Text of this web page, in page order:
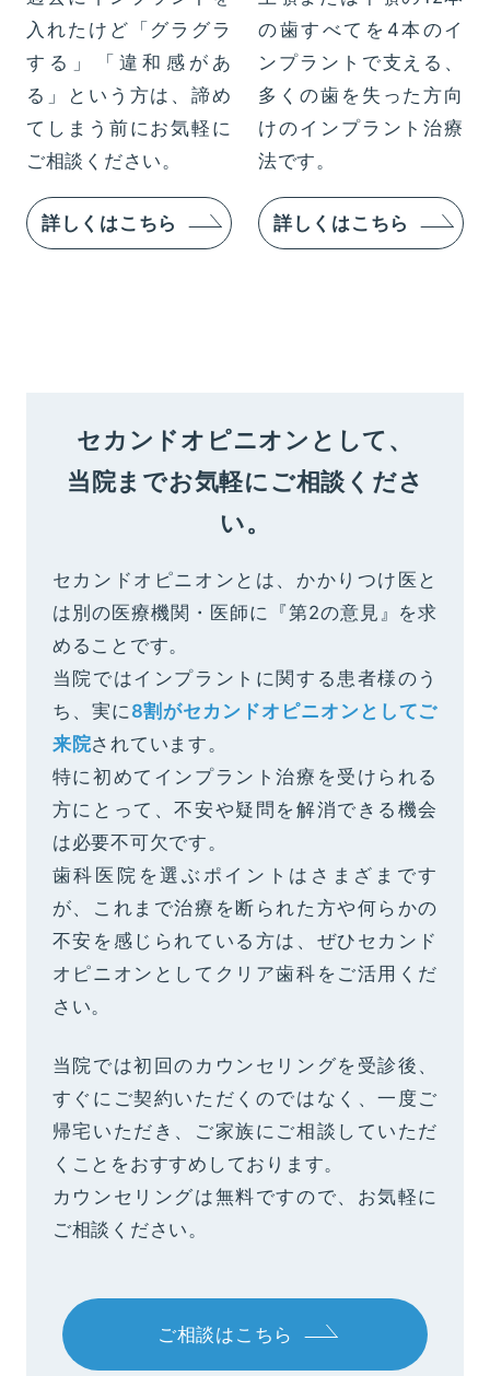
入れたけど「グラグラ
する」「違和感があ
る」という方は、諦め
てしまう前にお気軽に
ご相談ください。
詳しくはこちら
の歯すべてを4本のイ
ンプラントで支える、
多くの歯を失った方向
けのインプラント治療
法です。
詳しくはこちら
セカンドオピニオンとして、
当院までお気軽にご相談くださ
い。
セカンドオピニオンとは、かかりつけ医と
は別の医療機関・医師に『第2の意見』を求
めることです。
当院ではインプラントに関する患者様のう
ち、実に8割がセカンドオピニオンとしてご
来院されています。
特に初めてインプラント治療を受けられる
方にとって、不安や疑問を解消できる機会
は必要不可欠です。
歯科医院を選ぶポイントはさまざまです
が、これまで治療を断られた方や何らかの
不安を感じられている方は、ぜひセカンド
オピニオンとしてクリア歯科をご活用くだ
さい。
当院では初回のカウンセリングを受診後、
すぐにご契約いただくのではなく、一度ご
帰宅いただき、ご家族にご相談していただ
くことをおすすめしております。
カウンセリングは無料ですので、お気軽に
ご相談ください。
ご相談はこちら